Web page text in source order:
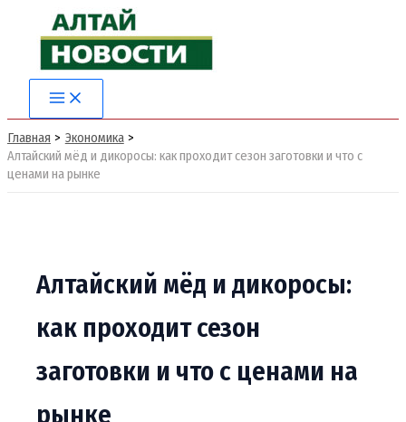
содержимому
Main
Menu
Главная
Экономика
Алтайский мёд и дикоросы: как проходит сезон заготовки и что с
ценами на рынке
Алтайский мёд и дикоросы:
как проходит сезон
заготовки и что с ценами на
рынке